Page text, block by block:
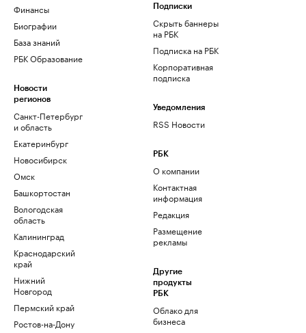
Финансы
Биографии
База знаний
РБК Образование
Новости
регионов
Санкт-Петербург
и область
Екатеринбург
Новосибирск
Омск
Башкортостан
Вологодская
область
Калининград
Краснодарский
край
Нижний
Новгород
Пермский край
Ростов-на-Дону
Подписки
Скрыть баннеры
на РБК
Подписка на РБК
Корпоративная
подписка
Уведомления
RSS Новости
РБК
О компании
Контактная
информация
Редакция
Размещение
рекламы
Другие
продукты
РБК
Облако для
бизнеса